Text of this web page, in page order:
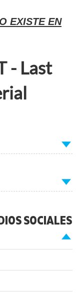
EXISTE EN
- Last
SOCIALES